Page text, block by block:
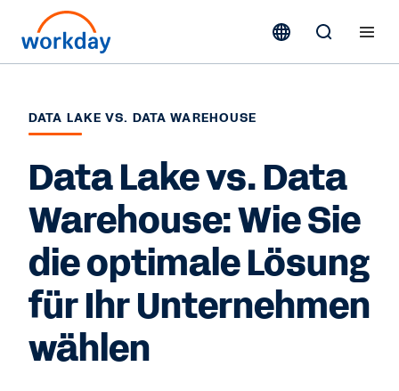
DATA LAKE VS. DATA WAREHOUSE
Data Lake vs. Data
Warehouse: Wie Sie
die optimale Lösung
für Ihr Unternehmen
wählen